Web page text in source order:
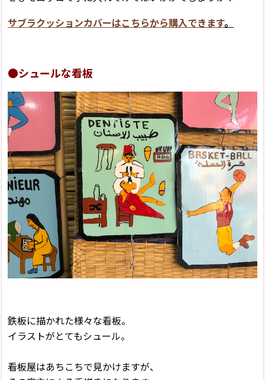
サブラクッションカバーはこちらから購入できます。
●シュールな看板
鉄板に描かれた様々な看板。
イラストがとてもシュール。
看板屋はあちこちで見かけますが、